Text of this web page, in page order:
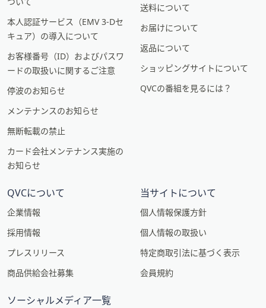
本人認証サービス（EMV 3-Dセ
キュア）の導入について
お客様番号（ID）およびパスワ
ードの取扱いに関するご注意
停波のお知らせ
メンテナンスのお知らせ
無断転載の禁止
カード会社メンテナンス実施の
お知らせ
送料について
お届けについて
返品について
ショッピングサイトについて
QVCの番組を見るには？
QVCについて
企業情報
採用情報
プレスリリース
商品供給会社募集
当サイトについて
個人情報保護方針
個人情報の取扱い
特定商取引法に基づく表示
会員規約
ソーシャルメディア一覧